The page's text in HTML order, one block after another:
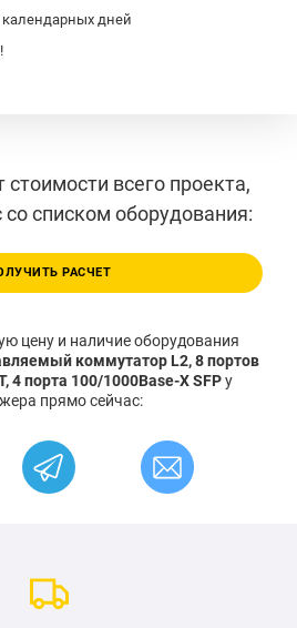
календарных дней
стоимости всего проекта,
со списком оборудования:
РАСЧЕТ
цену и наличие оборудования
коммутатор L2, 8 портов
4 порта 100/1000Base-X SFPу
прямо сейчас: